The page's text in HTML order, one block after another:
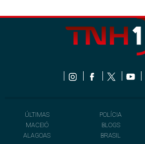
ÚLTIMAS
MACEIÓ
ALAGOAS
POLÍCIA
BLOGS
BRASIL